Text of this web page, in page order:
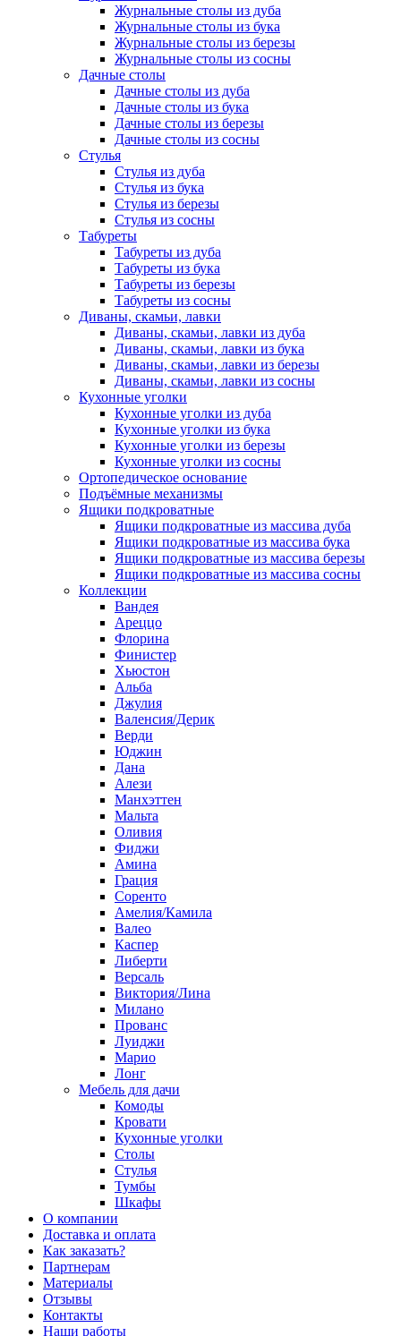
Журнальные столы из дуба
Журнальные столы из бука
Журнальные столы из березы
Журнальные столы из сосны
Дачные столы
Дачные столы из дуба
Дачные столы из бука
Дачные столы из березы
Дачные столы из сосны
Стулья
Стулья из дуба
Стулья из бука
Стулья из березы
Стулья из сосны
Табуреты
Табуреты из дуба
Табуреты из бука
Табуреты из березы
Табуреты из сосны
Диваны, скамьи, лавки
Диваны, скамьи, лавки из дуба
Диваны, скамьи, лавки из бука
Диваны, скамьи, лавки из березы
Диваны, скамьи, лавки из сосны
Кухонные уголки
Кухонные уголки из дуба
Кухонные уголки из бука
Кухонные уголки из березы
Кухонные уголки из сосны
Ортопедическое основание
Подъёмные механизмы
Ящики подкроватные
Ящики подкроватные из массива дуба
Ящики подкроватные из массива бука
Ящики подкроватные из массива березы
Ящики подкроватные из массива сосны
Коллекции
Вандея
Ареццо
Флорина
Финистер
Хьюстон
Альба
Джулия
Валенсия/Дерик
Верди
Юджин
Дана
Алези
Манхэттен
Мальта
Оливия
Фиджи
Амина
Грация
Соренто
Амелия/Камила
Валео
Каспер
Либерти
Версаль
Виктория/Лина
Милано
Прованс
Луиджи
Марио
Лонг
Мебель для дачи
Комоды
Кровати
Кухонные уголки
Столы
Стулья
Тумбы
Шкафы
О компании
Доставка и оплата
Как заказать?
Партнерам
Материалы
Отзывы
Контакты
Наши работы